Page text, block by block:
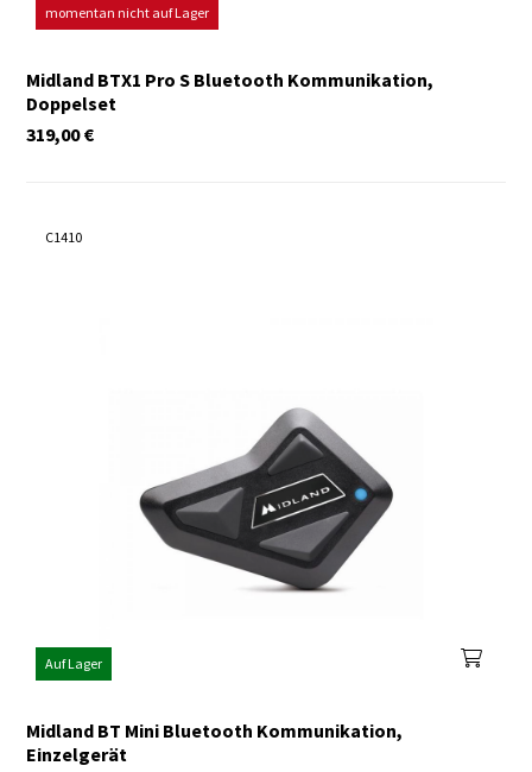
momentan nicht auf Lager
Midland BTX1 Pro S Bluetooth Kommunikation,
Doppelset
€
319,00
C1410
Auf Lager
Midland BT Mini Bluetooth Kommunikation,
Einzelgerät